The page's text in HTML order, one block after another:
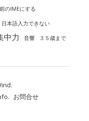
のIMEにする
日本語入力できない
中力 音響 ３５歳まで
お問合せ